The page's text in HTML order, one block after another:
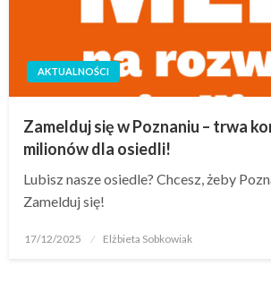
AKTUALNOŚCI
Zamelduj się w Poznaniu – trwa
milionów dla osiedli!
Lubisz nasze osiedle? Chcesz, żeby
Zamelduj się!
17/12/2025 Elżbieta Sobkowiak